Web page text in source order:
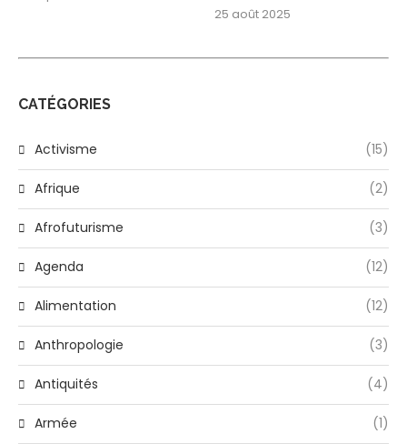
25 août 2025
CATÉGORIES
Activisme (15)
Afrique (2)
Afrofuturisme (3)
Agenda (12)
Alimentation (12)
Anthropologie (3)
Antiquités (4)
Armée (1)